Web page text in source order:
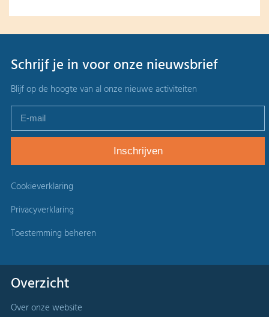
Schrijf je in voor onze nieuwsbrief
Blijf op de hoogte van al onze nieuwe activiteiten
Cookieverklaring
Privacyverklaring
Toestemming beheren
Overzicht
Over onze website